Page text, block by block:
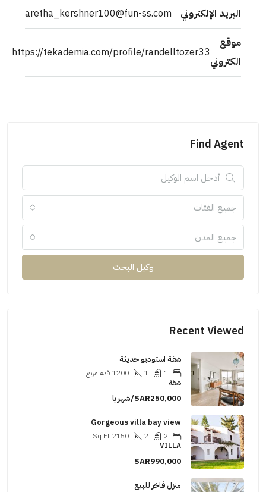
البريد الإلكتروني aretha_kershner100@fun-ss.com
موقع
الكتروني
https://tekademia.com/profile/randelltozer33
Find Agent
جميع الفئات
جميع المدن
وكيل البحث
Recent Viewed
شقة استوديو حديثة
1200 قدم مربع
شقة
SAR250,000/شهريا
Gorgeous villa bay view
2150
Sq Ft
VILLA
SAR990,000
منزل فاخر للبيع